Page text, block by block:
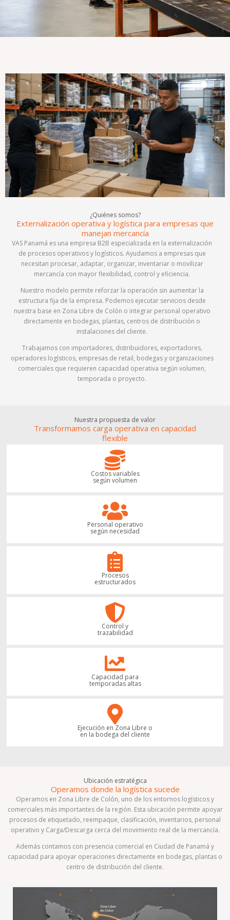
¿Quiénes somos?
Externalización operativa y logística para empresas que
manejan mercancía
VAS Panamá es una empresa B2B especializada en la externalización
de procesos operativos y logísticos. Ayudamos a empresas que
necesitan procesar, adaptar, organizar, inventariar o movilizar
mercancía con mayor flexibilidad, control y eficiencia.
Nuestro modelo permite reforzar la operación sin aumentar la
estructura fija de la empresa. Podemos ejecutar servicios desde
nuestra base en Zona Libre de Colón o integrar personal operativo
directamente en bodegas, plantas, centros de distribución o
instalaciones del cliente.
Trabajamos con importadores, distribuidores, exportadores,
operadores logísticos, empresas de retail, bodegas y organizaciones
comerciales que requieren capacidad operativa según volumen,
temporada o proyecto.
Nuestra propuesta de valor
Transformamos carga operativa en capacidad
flexible
Costos variables
según volumen
Personal operativo
según necesidad
Procesos
estructurados
Control y
trazabilidad
Capacidad para
temporadas altas
Ejecución en Zona Libre o
en la bodega del cliente
Ubicación estratégica
Operamos donde la logística sucede
Operamos en Zona Libre de Colón, uno de los entornos logísticos y
comerciales más importantes de la región. Esta ubicación permite apoyar
procesos de etiquetado, reempaque, clasificación, inventarios, personal
operativo y Carga/Descarga cerca del movimiento real de la mercancía.
Además contamos con presencia comercial en Ciudad de Panamá y
capacidad para apoyar operaciones directamente en bodegas, plantas o
centro de distribución del cliente.